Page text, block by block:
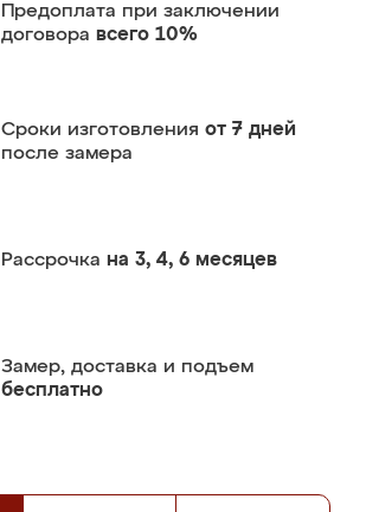
Предоплата при заключении
договора всего 10%
Сроки изготовления от 7 дней
после замера
Рассрочка на 3, 4, 6 месяцев
Замер, доставка и подъем
бесплатно